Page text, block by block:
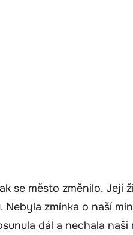
se město změnilo. Její
zmínka o naší
dál a nechala naši